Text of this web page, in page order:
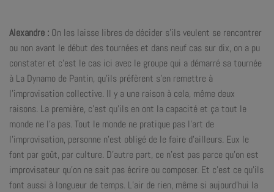
Alexandre : On les laisse libres de décider s’ils veulent se rencontrer
ou non avant le début des tournées et dans neuf cas sur dix, on a pu
constater et c’est le cas ici avec le groupe qui a démarré sa tournée
à La Dynamo de Pantin, qu’ils préfèrent s’en remettre à
l’improvisation collective. Il y a une raison à cela, même deux
raisons. La première, c’est qu’ils en ont la capacité et ça tout le
monde ne l’a pas. Tout le monde ne pratique pas l’art de
l’improvisation, personne n’est obligé de le faire d’ailleurs. Eux le
font par goût, par culture. D’autre part, ce n’est pas parce qu’on est
improvisateur qu’on ne sait pas écrire ou composer. Et c’est ce qu’ils
font aussi à longueur de temps. L’air de rien, même si aujourd’hui la